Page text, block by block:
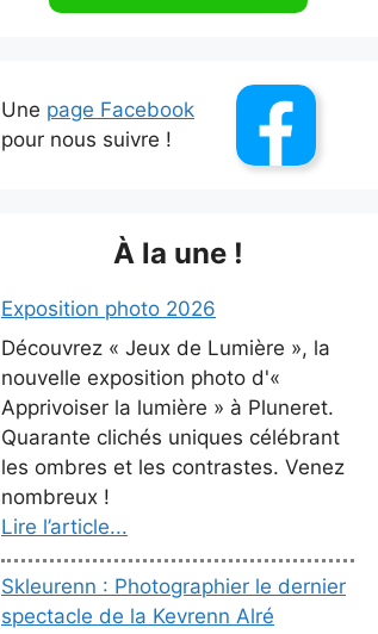
Une page Facebook
pour nous suivre !
À la une !
Exposition photo 2026
Découvrez « Jeux de Lumière », la
nouvelle exposition photo d'«
Apprivoiser la lumière » à Pluneret.
Quarante clichés uniques célébrant
les ombres et les contrastes. Venez
nombreux !
Lire l’article...
Skleurenn : Photographier le dernier
spectacle de la Kevrenn Alré